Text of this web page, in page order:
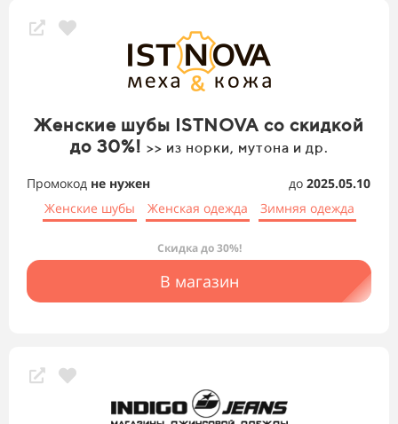
Женские шубы ISTNOVA со скидкой
до 30%! >> из норки, мутона и др.
Промокод не нужен до 2025.05.10
Женские шубы
Женская одежда Зимняя одежда
Скидка до 30%!
В магазин